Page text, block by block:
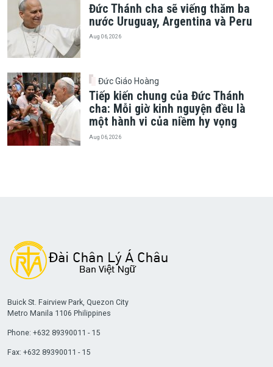
Đức Thánh cha sẽ viếng thăm ba
nước Uruguay, Argentina và Peru
Aug 06, 2026
Đức Giáo Hoàng
Tiếp kiến chung của Đức Thánh
cha: Mỗi giờ kinh nguyện đều là
một hành vi của niềm hy vọng
Aug 06, 2026
Buick St. Fairview Park, Quezon City
Metro Manila 1106 Philippines
Phone: +632 89390011 - 15
Fax: +632 89390011 - 15